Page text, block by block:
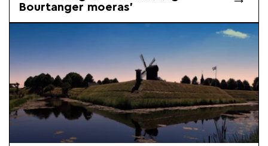
Bourtanger moeras'